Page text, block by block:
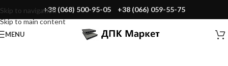
Skip to navigation
Skip to main content
+38 (068) 500-95-05 +38 (066) 059-55-75
MENU